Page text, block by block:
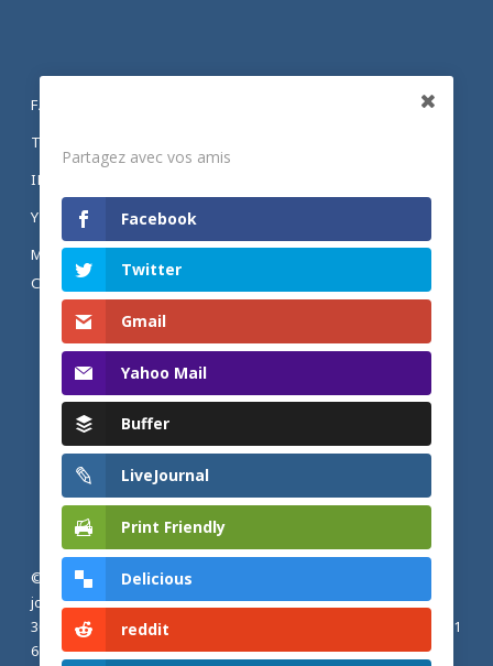
FACEBOOK
TWITTER
INSTAGRAM
YOUTUBE
MENTIONS LÉGALES ET POLITIQUE DE
CONFIDENTIALITÉ
© 2026 Actualités adventistes. Église adventiste du septième
jour de France métropolitaine, de Belgique et du Luxembourg.
30, Avenue Émile Zola, 77190 Dammarie Les Lys, France |
+33 (0) 1
64 79 87 00
Partagez avec vos amis
Facebook
Twitter
Gmail
Yahoo Mail
Buffer
LiveJournal
Print Friendly
Delicious
reddit